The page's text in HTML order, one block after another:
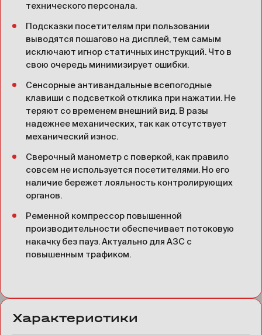
технического персонала.
Подсказки посетителям при пользовании
выводятся пошагово на дисплей, тем самым
исключают игнор статичных инструкций. Что в
свою очередь минимизирует ошибки.
Сенсорные антивандальные всепогодные
клавиши с подсветкой отклика при нажатии. Не
теряют со временем внешний вид. В разы
надежнее механических, так как отсутствует
механический износ.
Сверочный манометр с поверкой, как правило
совсем не используется посетителями. Но его
наличие бережет лояльность контролирующих
органов.
Ременной компрессор повышенной
производительности обеспечивает потоковую
накачку без пауз. Актуально для АЗС с
повышенным трафиком.
Характеристики